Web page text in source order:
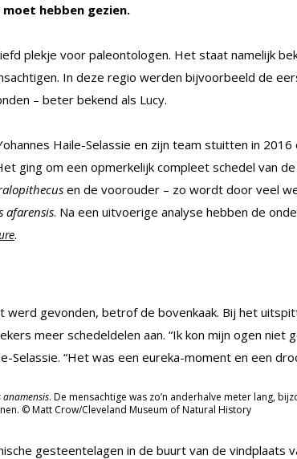
hebben gezien.
plekje voor paleontologen. Het staat namelijk
In deze regio werden bijvoorbeeld de
– beter bekend als Lucy.
Haile-Selassie en zijn team stuitten in 2016
ging om een opmerkelijk compleet schedel van de
en de voorouder – zo wordt door veel
afarensis. Na een uitvoerige analyse hebben de
.
werd gevonden, betrof de bovenkaak. Bij het
meer schedeldelen aan. “Ik kon mijn ogen niet
Selassie. “Het was een eureka-moment en een
. De mensachtige was zo’n anderhalve meter lang,
© Matt Crow/Cleveland Museum of Natural History
gesteentelagen in de buurt van de vindplaats